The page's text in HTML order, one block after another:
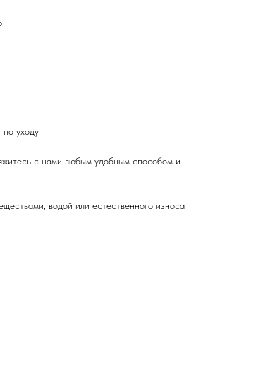
уходу.
с нами любым удобным способом и
водой или естественного износа